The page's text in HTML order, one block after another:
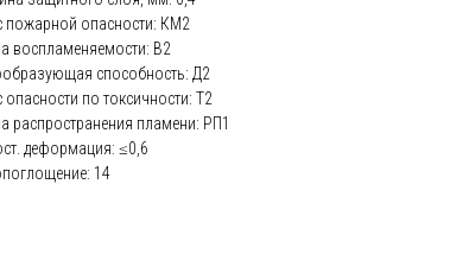
пожарной опасности: КМ2
воспламеняемости: В2
способность: Д2
опасности по токсичности: Т2
распространения пламени: РП1
деформация: ≤0,6
14